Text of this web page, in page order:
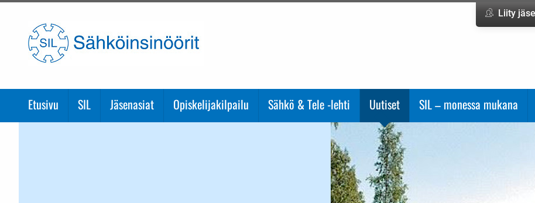
Liity
Etusivu SIL Jäsenasiat Opiskelijakilpailu Sähkö & Tele -lehti Uutiset SIL – monessa mukana